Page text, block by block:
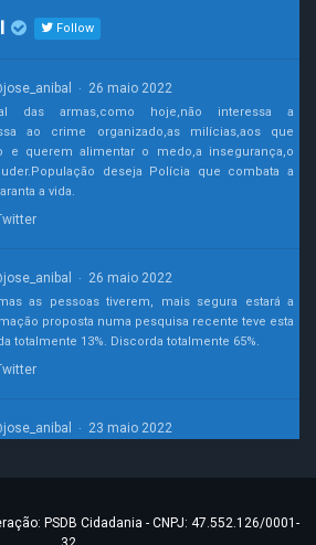
Follow
· 26 maio 2022
das armas,como hoje,não interessa a
ao crime organizado,as milícias,aos que
e querem alimentar o medo,a insegurança,o
deseja Polícia que combata a
a vida.
· 26 maio 2022
as pessoas tiverem, mais segura estará a
proposta numa pesquisa recente teve esta
totalmente 13%. Discorda totalmente 65%.
· 23 maio 2022
PSDB Cidadania - CNPJ: 47.552.126/0001-